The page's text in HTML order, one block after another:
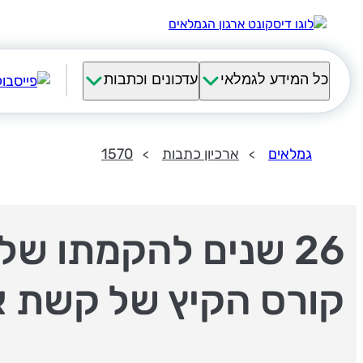
כל המידע לגמלאי עדכונים וכתבות
גמלאים ארכיון כתבות 1570
26 שנים להקמתו
קורס הקיץ של קשת